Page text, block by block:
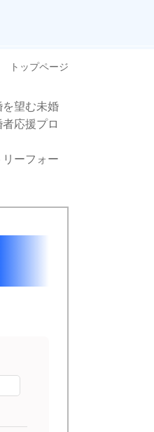
トップページ
望む未婚
応援プロ
ーフォー